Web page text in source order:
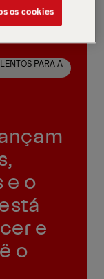
e o
e
o
PARA A
os cookies